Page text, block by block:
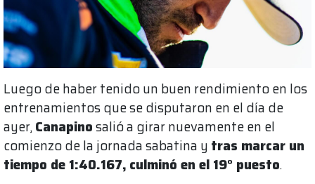
Luego de haber tenido un buen rendimiento en los
entrenamientos que se disputaron en el día de
ayer,Canapinosalió a girar nuevamente en el
comienzo de la jornada sabatina y tras marcar un
tiempo de 1:40.167, culminó en el 19° puesto.